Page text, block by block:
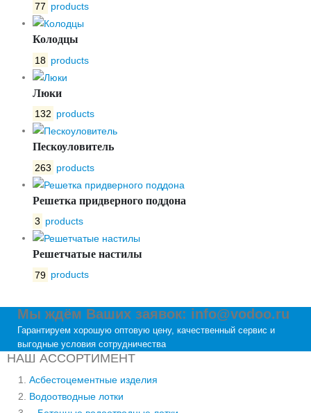
77 products
Колодцы
18 products
Люки
132 products
Пескоуловитель
263 products
Решетка придверного поддона
3 products
Решетчатые настилы
79 products
Мы ждём Ваших заявок: info@vodoo.ru
Гарантируем хорошую оптовую цену, качественный сервис и
выгодные условия сотрудничества
НАШ АССОРТИМЕНТ
Асбестоцементные изделия
Водоотводные лотки